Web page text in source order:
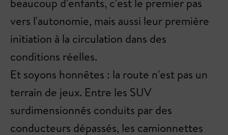
beaucoup d'enfants, c'est le premier pas
vers l'autonomie, mais aussi leur première
initiation à la circulation dans des
conditions réelles.
Et soyons honnêtes : la route n'est pas un
terrain de jeux. Entre les SUV
surdimensionnés conduits par des
conducteurs dépassés, les camionnettes